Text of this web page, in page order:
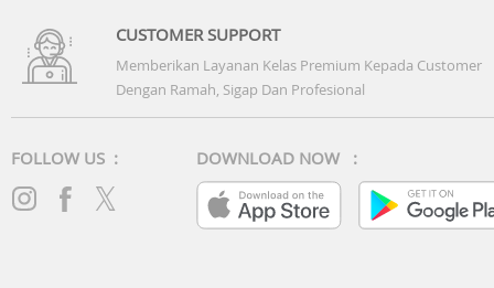
Smart HDR 5
Generasi baru mode potret dengan Fokus dan Kontrol
Kedalaman
Pencahayaan Potret dengan enam efek
Mode Malam
Panorama (hingga 63 MP)
Foto spasial
CUSTOMER SUPPORT
Memberikan Layanan Kelas Premium Kepada Customer
Dengan Ramah, Sigap Dan Profesional
FOLLOW US : DOWNLOAD NOW :